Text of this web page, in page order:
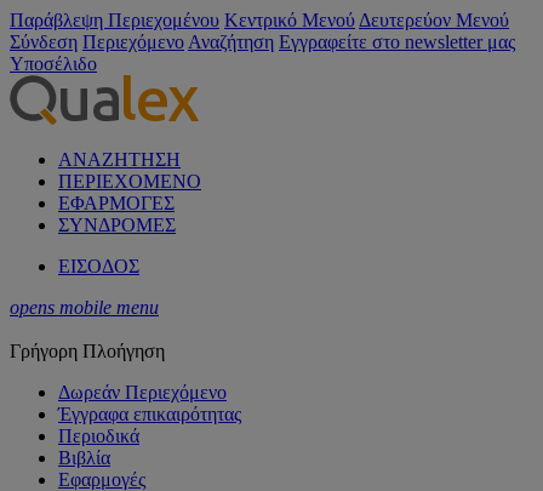
Παράβλεψη Περιεχομένου Κεντρικό Μενού Δευτερεύον Μενού
Σύνδεση Περιεχόμενο Αναζήτηση Εγγραφείτε στο newsletter μας
Υποσέλιδο
ΑΝΑΖΗΤΗΣΗ
ΠΕΡΙΕΧΟΜΕΝΟ
ΕΦΑΡΜΟΓΕΣ
ΣΥΝΔΡΟΜΕΣ
ΕΙΣΟΔΟΣ
opens mobile menu
Γρήγορη Πλοήγηση
Δωρεάν Περιεχόμενο
Έγγραφα επικαιρότητας
Περιοδικά
Βιβλία
Εφαρμογές